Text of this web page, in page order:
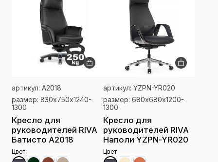
артикул: A2018
размер: 830х750х1240-
1300
Кресло для
руководителей RIVA
Батисто A2018
Цвет
артикул: YZPN-YR020
размер: 680х680х1200-
1300
Кресло для
руководителей RIVA
Наполи YZPN-YR020
Цвет